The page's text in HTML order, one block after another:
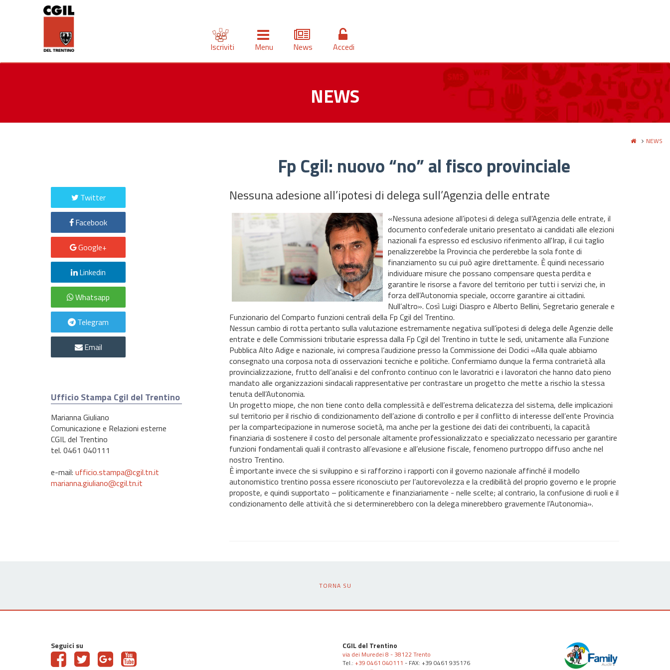
Iscriviti Menu News Accedi
NEWS
NEWS
Fp Cgil: nuovo “no” al fisco provinciale
Nessuna adesione all’ipotesi di delega sull’Agenzia delle entrate
«Nessuna adesione all’ipotesi di delega sull’Agenzia delle entrate, il
documento confederale unitario presentato ai candidati alle elezioni
nazionali fa espresso ed esclusivo riferimento all'Irap, il cui taglio
penalizzerebbe la Provincia che perderebbe la sola fonte di
finanziamento su cui può agire direttamente. È quindi necessario
individuare misure che possano compensare questa perdita e
garantire le risorse a favore del territorio per tutti i servizi che, in
forza dell’Autonomia speciale, occorre garantire ai cittadini.
Null’altro». Così Luigi Diaspro e Alberto Bellini, Segretario generale e
Funzionario del Comparto funzioni centrali della Fp Cgil del Trentino.
Nessun cambio di rotta pertanto sulla valutazione estremamente negativa sull’ipotesi di delega delle Agenzie delle
entrate e delle Commissioni tributarie espressa dalla Fp Cgil del Trentino in tutte le sedi, unitamente alla Funzione
Pubblica Alto Adige e nazionale, ivi compresa l’audizione presso la Commissione dei Dodici «Alla quale abbiamo
consegnato una corposa nota di osservazioni tecniche e politiche. Confermiamo dunque la ferma contrarietà alla
provincializzazione, frutto dell’analisi e del confronto continuo con le lavoratrici e i lavoratori che hanno dato pieno
mandato alle organizzazioni sindacali rappresentative per contrastare un progetto che mette a rischio la stessa
tenuta dell’Autonomia.
Un progetto miope, che non tiene conto della complessità e dell’estrema delicatezza del sistema, delle implicazioni
sul territorio per il rischio di condizionamento dell’azione di controllo e per il conflitto di interesse dell’ente Provincia
per la compartecipazione in numerose società, ma anche per la gestione dei dati dei contribuenti, la capacità
finanziaria di sostenere il costo del personale altamente professionalizzato e specializzato necessario per garantire
funzioni fondamentali quali il contrasto all’evasione e all’elusione fiscale, fenomeno purtroppo diffuso anche nel
nostro Trentino.
È importante invece che si sviluppino e si rafforzino i rapporti con il governo nazionale affinché il modello
autonomistico trentino possa essere riconosciuto per l’autorevolezza e la credibilità del proprio governo e le proprie
proposte, e quindi supportato – politicamente e finanziariamente - nelle scelte; al contrario, la confusione di ruoli e il
condizionamento delle attività che si determinerebbero con la delega minerebbero gravemente l’Autonomia».
Twitter
Facebook
Google+
Linkedin
Whatsapp
Telegram
Email
Ufficio Stampa Cgil del Trentino
Marianna Giuliano
Comunicazione e Relazioni esterne
CGIL del Trentino
tel. 0461 040111
e-mail: ufficio.stampa@cgil.tn.it
marianna.giuliano@cgil.tn.it
TORNA SU
Seguici su CGIL del Trentino
via dei Muredei 8 - 38122 Trento
Tel.: +39 0461 040111 - FAX: +39 0461 935176